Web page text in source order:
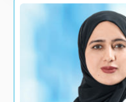
آسيا محمد البلوشي
أخصائية تغذية رئيسية